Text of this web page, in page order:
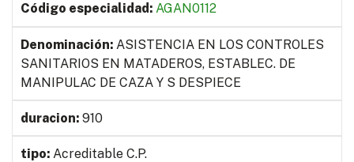
AGAN0112
ASISTENCIA EN LOS CONTROLES
SANITARIOS EN MATADEROS, ESTABLEC. DE
MANIPULAC DE CAZA Y S DESPIECE
910
Acreditable C.P.